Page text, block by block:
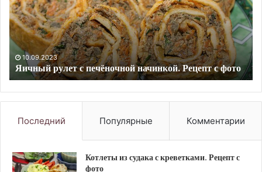
сыром
и
вишней.
Рецепт
фото
10.09.2023
Меренговый рулет с творожным сыром и вишней.
Рецепт с фото
.
с
Последний Популярные Комментарии
Котлеты из судака с креветками. Рецепт с
фото